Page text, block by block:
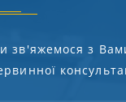
зв'яжемося з